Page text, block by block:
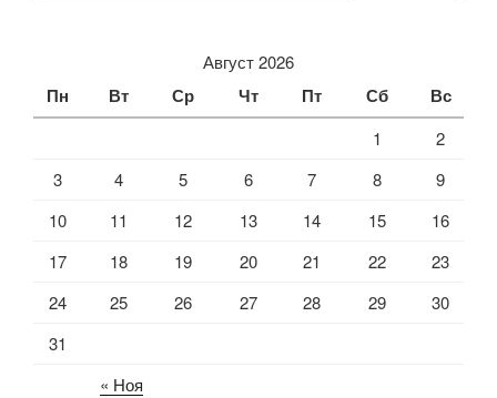
Август 2026
Пн Вт Ср Чт Пт Сб Вс
« Ноя
1
2
3
4 5 6 7 8
9
10
11 12 13 14 15
16
17
18 19 20 21 22
23
24
25 26 27 28 29
30
31